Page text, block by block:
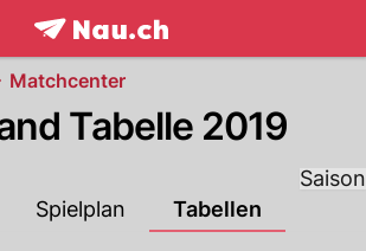
frontpage.NAU.ch
Matchcenter
Tabelle 2019
Saison
Spielplan Tabellen